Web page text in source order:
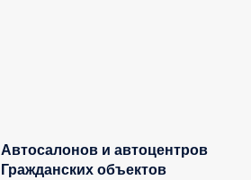
Автосалонов и автоцентров
Гражданских объектов